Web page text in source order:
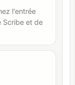
l'entrée
Scribe et de